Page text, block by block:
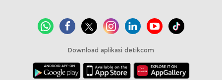
Download aplikasi detikcom